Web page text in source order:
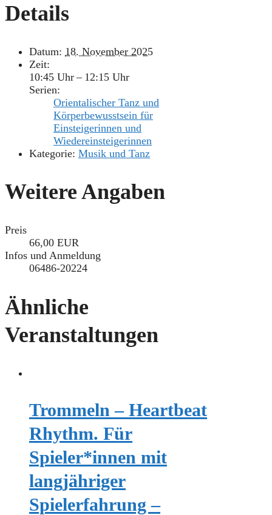
Details
Datum: 18. November 2025
Zeit:
10:45 Uhr – 12:15 Uhr
Serien:
Orientalischer Tanz und
Körperbewusstsein für
Einsteigerinnen und
Wiedereinsteigerinnen
Kategorie: Musik und Tanz
Weitere Angaben
Preis
66,00 EUR
Infos und Anmeldung
06486-20224
Ähnliche
Veranstaltungen
Trommeln – Heartbeat
Rhythm. Für
Spieler*innen mit
langjähriger
Spielerfahrung –